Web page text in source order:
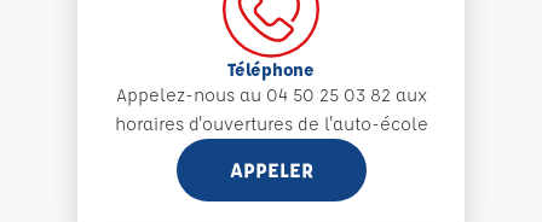
Téléphone
Appelez-nous au 04 50 25 03 82 aux
horaires d'ouvertures de l'auto-école
APPELER